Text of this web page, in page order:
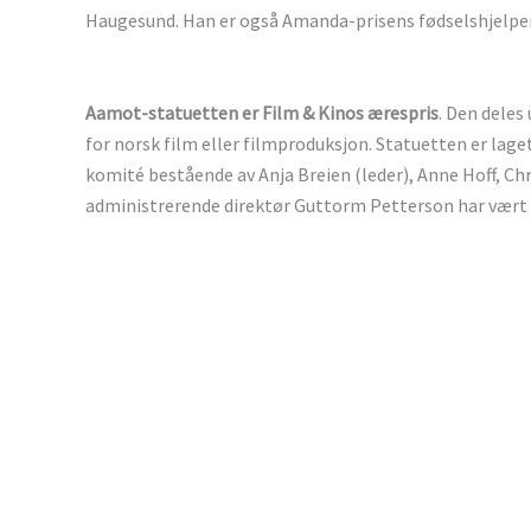
Haugesund. Han er også Amanda-prisens
Aamot-statuetten er Film & Kinos ærespris. Den
for norsk film eller filmproduksjon. Statuetten er
komité bestående av Anja Breien (leder), Anne Hoff,
administrerende direktør Guttorm Petterson har